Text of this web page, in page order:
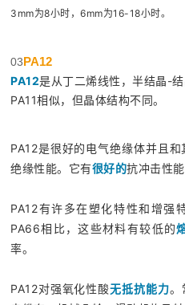
3mm为8小时，6mm为16-18小时。
03PA12
PA12是从丁二烯线性，半结晶-
PA11相似，但晶体结构不同。
PA12是很好的电气绝缘体并且
绝缘性能。它有很好的抗冲击性
PA12有许多在塑化特性和增强
PA66相比，这些材料有较低的
率。
PA12对强氧化性酸无抵抗能力。